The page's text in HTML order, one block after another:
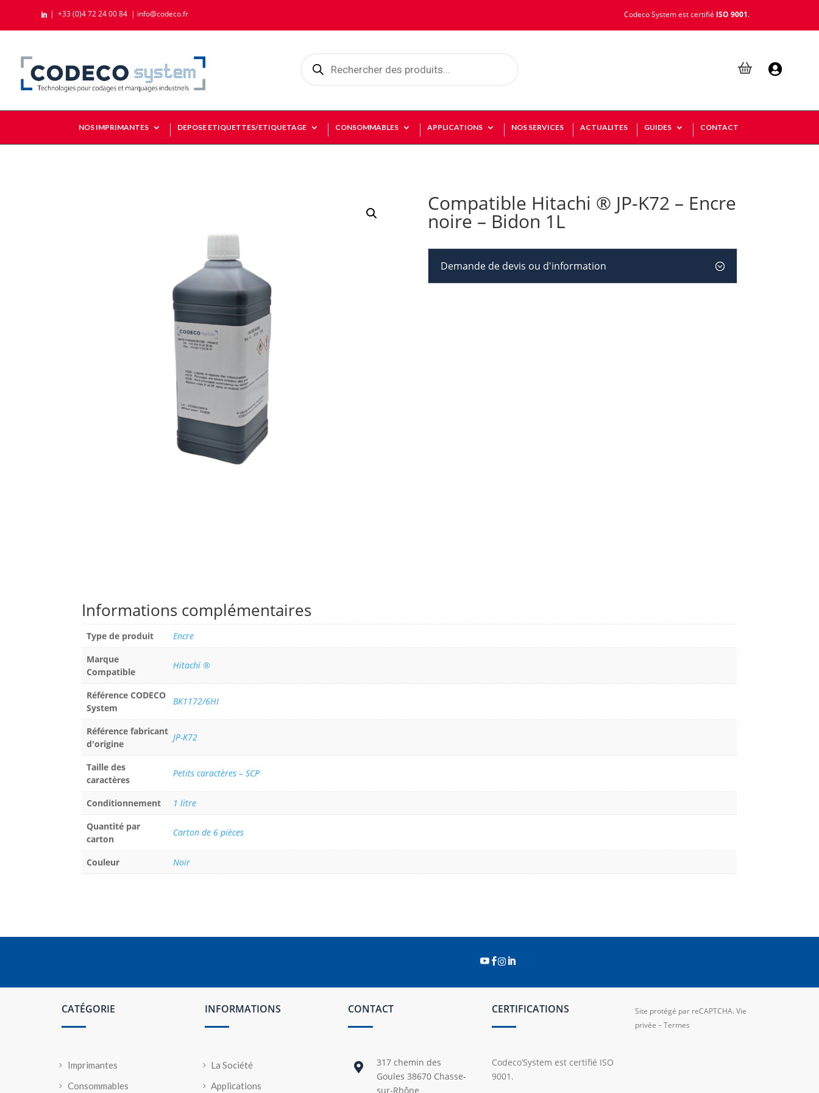
 | +33 (0)4 72 24 00 84 | info@codeco.fr Codeco System est certifié ISO 9001.
produits 
NOS IMPRIMANTES DEPOSE ETIQUETTES/ETIQUETAGE CONSOMMABLES APPLICATIONS NOS SERVICES ACTUALITES GUIDES CONTACT
Compatible Hitachi ® JP-K72 – Encre
noire – Bidon 1L
Demande de devis ou d'information
Informations complémentaires
Type de produit
Encre
Marque
Compatible
Hitachi ®
Référence CODECO
System
BK1172/6HI
Référence fabricant
d'origine
JP-K72
Taille des
caractères
Petits caractères – SCP
Conditionnement
1 litre
Quantité par
carton
Carton de 6 pièces
Couleur Noir
 
CATÉGORIE
Imprimantes
Consommables
INFORMATIONS
La Société
Applications
CONTACT

317 chemin des
Goules 38670 Chasse-
sur-Rhône
CERTIFICATIONS
Codeco’System est certifié ISO
9001.
Site protégé par reCAPTCHA.Vie
privée –Termes